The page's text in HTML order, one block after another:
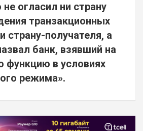
огласил ни страну
транзакционных
страну-получателя, а
банк, взявший на
функцию в условиях
режима».